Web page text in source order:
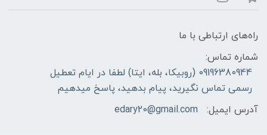
راه‌های ارتباطی با ما
شماره تماس:
09196380944 (روبیکا، بله، ایتا) لطفا در ایام تعطیل
رسمی تماس نگیرید، پیام بدهید، پاسخ میدهیم
آدرس ایمیل:
edary20@gmail.com